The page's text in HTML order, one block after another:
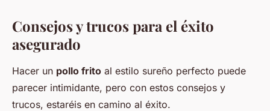
Consejos y trucos para el éxito
asegurado
Hacer un pollo frito al estilo sureño perfecto puede
parecer intimidante, pero con estos consejos y
trucos, estaréis en camino al éxito.